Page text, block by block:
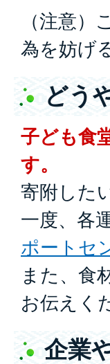
（注意
為を妨げ
どう
子ども食
す。
寄附した
一度、各
ポートセ
また、食
お伝えく
企業